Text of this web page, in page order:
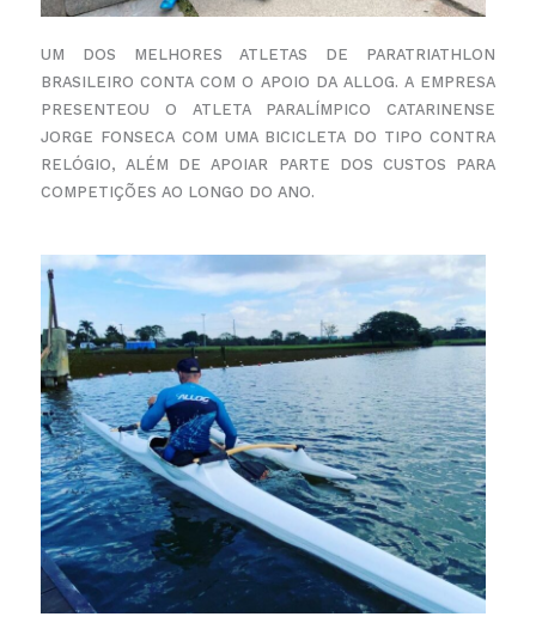
UM DOS MELHORES ATLETAS DE PARATRIATHLON
BRASILEIRO CONTA COM O APOIO DA ALLOG. A EMPRESA
PRESENTEOU O ATLETA PARALÍMPICO CATARINENSE
JORGE FONSECA COM UMA BICICLETA DO TIPO CONTRA
RELÓGIO, ALÉM DE APOIAR PARTE DOS CUSTOS PARA
COMPETIÇÕES AO LONGO DO ANO.